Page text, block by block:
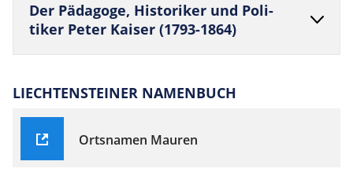
Der Päd­agoge, Histo­riker und Poli­
tiker Peter Kaiser (1793-1864)
LIECHTENSTEINER NAMENBUCH
Ortsnamen Mauren